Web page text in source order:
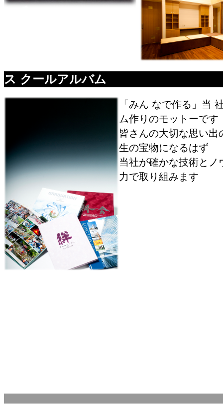
ス クールアルバム
「みん なで作る」当
ム作りのモットーです
皆さんの大切な思い出
生の宝物になるはず
当社が確かな技術とノ
力で取り組みます